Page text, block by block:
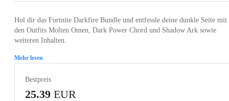
Hol dir das Fortnite Darkfire Bundle und entfessle deine dunkle Seite mit
den Outfits Molten Omen, Dark Power Chord und Shadow Ark sowie
weiteren Inhalten.
Mehr lesen
Bestpreis
25.39 EUR